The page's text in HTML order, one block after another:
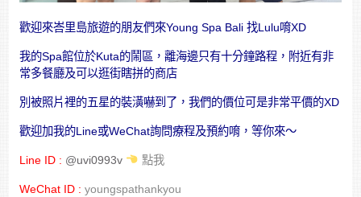
歡迎來峇里島旅遊的朋友們來Young Spa Bali 找Lulu唷XD
我的Spa館位於Kuta的鬧區，離海邊只有十分鐘路程，附近有非
常多餐廳及可以逛街瞎拼的商店
別被照片裡的五星的裝潢嚇到了，我們的價位可是非常平價的XD
歡迎加我的Line或WeChat詢問療程及預約唷，等你來～
Line ID : @uvi0993v 點我
WeChat ID : youngspathankyou